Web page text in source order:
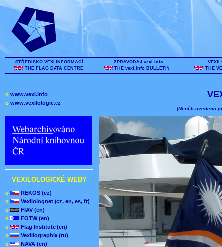
STŘEDISKO VEXI-INFORMACÍ
THE FLAG DATA CENTRE
ZPRAVODAJ vexi.info
THE vexi.info BULLETIN
THE
o www.vexi.info
o www.vexilologie.cz
VEXILOLOGICKÉ WEBY
o
REKOS (cz)
o
Vexilolognet (cz, en, es, fr)
o
FIAV (en)
o
FOTW (en)
o
Flag Institute (en)
o
Vexillographia (ru)
o
NAVA (en)
(Není-li uvedeno